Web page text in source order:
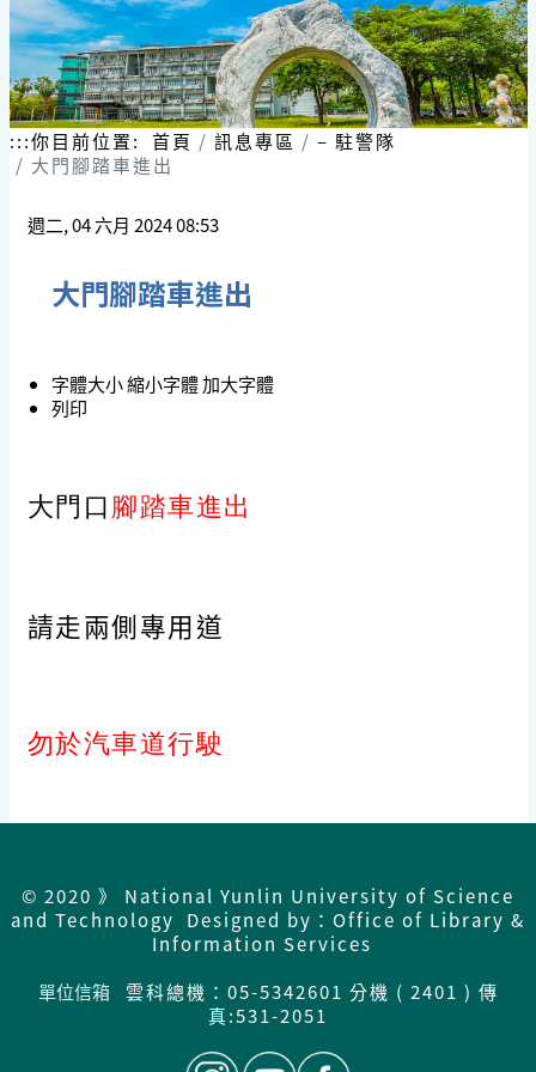
:::你目前位置: 首頁 訊息專區
– 駐警隊
大門腳踏車進出
週二, 04 六月 2024 08:53
大門腳踏車進出
字體大小縮小字體加大字體
列印
大門口 腳踏車進出
請走兩側專用道
勿於汽車道行駛
© 2020 》 National Yunlin University of Science
and Technology Designed by：Office of Library &
Information Services
單位信箱
雲科總機：05-5342601 分機 ( 2401 ) 傳
真:531-2051